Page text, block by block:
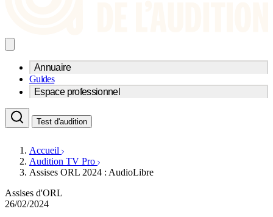
Annuaire
Trouvez un professionnel de l'audition
Centre d'audioprothèse
Médecins ORL & Phoniatres
Écoles spécialisées
Fournisseurs
Associations
Guides
Espace professionnel
Acteurs et services
Fournisseurs
Services ORL
Orthophonistes
Formations et écoles
Organismes / Syndicats
Produits
Ressources
Test d'audition
Accueil
Audition TV Pro
Assises ORL 2024 : AudioLibre
Assises d'ORL
26/02/2024